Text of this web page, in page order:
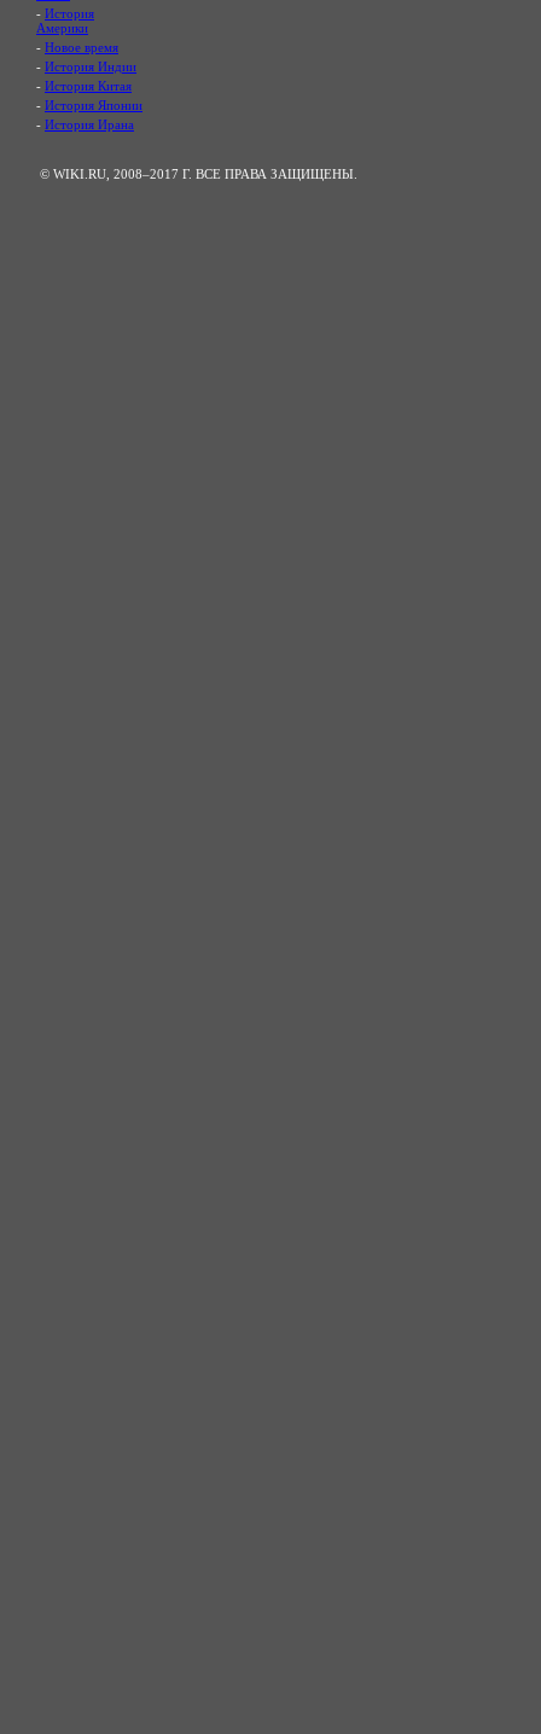
- История
Америки
- Новое время
- История Индии
- История Китая
- История Японии
- История Ирана
© WIKI.RU, 2008–2017 Г. ВСЕ ПРАВА ЗАЩИЩЕНЫ.